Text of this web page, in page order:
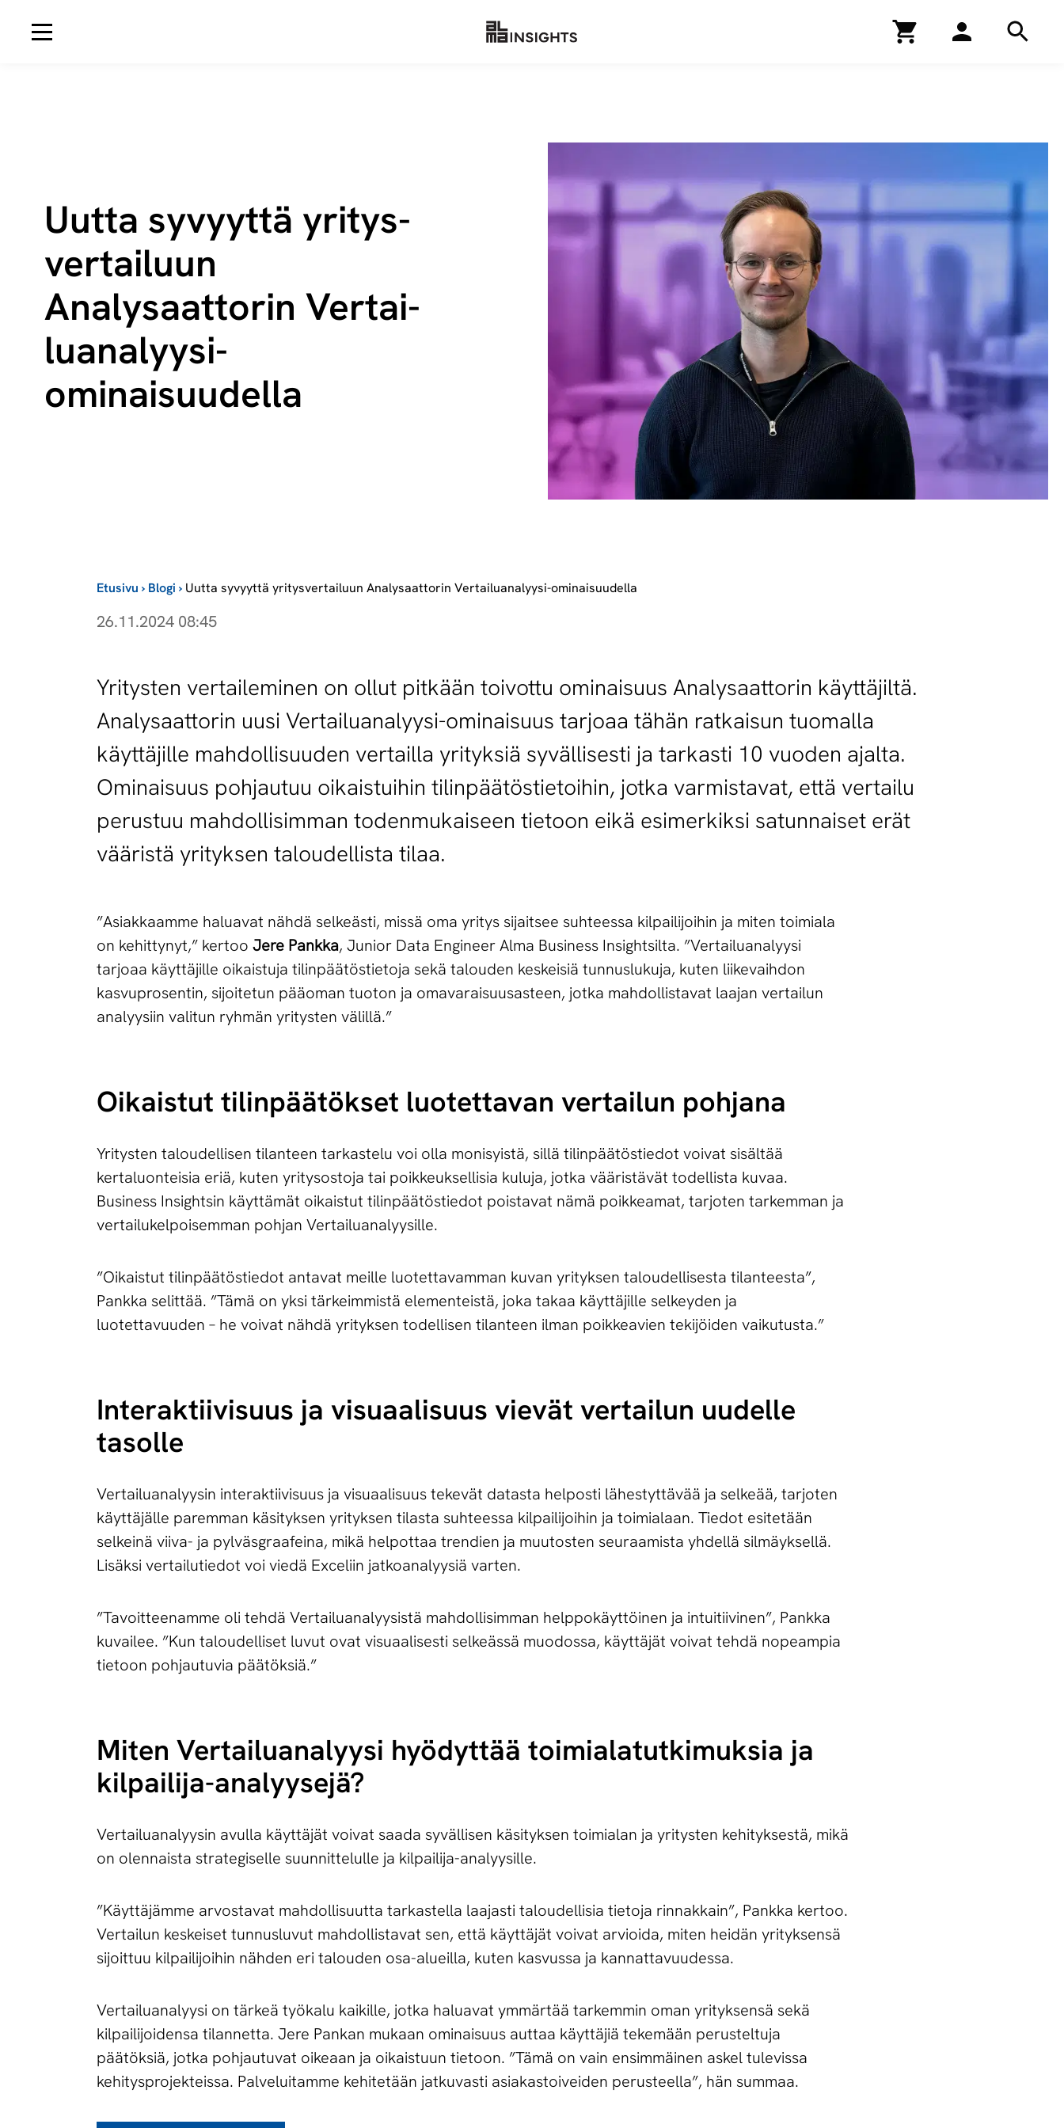
Uutta syvyyttä yri­tys­
ver­tai­luun
Analysaattorin Ver­tai­
lua­na­lyy­si-
ominaisuudella
Etusivu › Blogi › Uutta syvyyttä yritysvertailuun Analysaattorin Vertailuanalyysi-ominaisuudella
26.11.2024 08:45
Yritysten vertaileminen on ollut pitkään toivottu ominaisuus Analysaattorin käyttäjiltä.
Analysaattorin uusi Vertailuanalyysi-ominaisuus tarjoaa tähän ratkaisun tuomalla
käyttäjille mahdollisuuden vertailla yrityksiä syvällisesti ja tarkasti 10 vuoden ajalta.
Ominaisuus pohjautuu oikaistuihin tilinpäätöstietoihin, jotka varmistavat, että vertailu
perustuu mahdollisimman todenmukaiseen tietoon eikä esimerkiksi satunnaiset erät
vääristä yrityksen taloudellista tilaa.
”Asiakkaamme haluavat nähdä selkeästi, missä oma yritys sijaitsee suhteessa kilpailijoihin ja miten toimiala
on kehittynyt,” kertoo Jere Pankka, Junior Data Engineer Alma Business Insightsilta. ”Vertailuanalyysi
tarjoaa käyttäjille oikaistuja tilinpäätöstietoja sekä talouden keskeisiä tunnuslukuja, kuten liikevaihdon
kasvuprosentin, sijoitetun pääoman tuoton ja omavaraisuusasteen, jotka mahdollistavat laajan vertailun
analyysiin valitun ryhmän yritysten välillä.”
Oikaistut tilinpäätökset luotettavan vertailun pohjana
Yritysten taloudellisen tilanteen tarkastelu voi olla monisyistä, sillä tilinpäätöstiedot voivat sisältää
kertaluonteisia eriä, kuten yritysostoja tai poikkeuksellisia kuluja, jotka vääristävät todellista kuvaa.
Business Insightsin käyttämät oikaistut tilinpäätöstiedot poistavat nämä poikkeamat, tarjoten tarkemman ja
vertailukelpoisemman pohjan Vertailuanalyysille.
”Oikaistut tilinpäätöstiedot antavat meille luotettavamman kuvan yrityksen taloudellisesta tilanteesta”,
Pankka selittää. ”Tämä on yksi tärkeimmistä elementeistä, joka takaa käyttäjille selkeyden ja
luotettavuuden – he voivat nähdä yrityksen todellisen tilanteen ilman poikkeavien tekijöiden vaikutusta.”
In­te­rak­tii­vi­suus ja visuaalisuus vievät vertailun uudelle
tasolle
Vertailuanalyysin interaktiivisuus ja visuaalisuus tekevät datasta helposti lähestyttävää ja selkeää, tarjoten
käyttäjälle paremman käsityksen yrityksen tilasta suhteessa kilpailijoihin ja toimialaan. Tiedot esitetään
selkeinä viiva- ja pylväsgraafeina, mikä helpottaa trendien ja muutosten seuraamista yhdellä silmäyksellä.
Lisäksi vertailutiedot voi viedä Exceliin jatkoanalyysiä varten.
”Tavoitteenamme oli tehdä Vertailuanalyysistä mahdollisimman helppokäyttöinen ja intuitiivinen”, Pankka
kuvailee. ”Kun taloudelliset luvut ovat visuaalisesti selkeässä muodossa, käyttäjät voivat tehdä nopeampia
tietoon pohjautuvia päätöksiä.”
Miten Ver­tai­lua­na­lyy­si hyödyttää toi­mia­la­tut­ki­muk­sia ja
kilpailija-analyysejä?
Vertailuanalyysin avulla käyttäjät voivat saada syvällisen käsityksen toimialan ja yritysten kehityksestä, mikä
on olennaista strategiselle suunnittelulle ja kilpailija-analyysille.
”Käyttäjämme arvostavat mahdollisuutta tarkastella laajasti taloudellisia tietoja rinnakkain”, Pankka kertoo.
Vertailun keskeiset tunnusluvut mahdollistavat sen, että käyttäjät voivat arvioida, miten heidän yrityksensä
sijoittuu kilpailijoihin nähden eri talouden osa-alueilla, kuten kasvussa ja kannattavuudessa.
Vertailuanalyysi on tärkeä työkalu kaikille, jotka haluavat ymmärtää tarkemmin oman yrityksensä sekä
kilpailijoidensa tilannetta. Jere Pankan mukaan ominaisuus auttaa käyttäjiä tekemään perusteltuja
päätöksiä, jotka pohjautuvat oikeaan ja oikaistuun tietoon. ”Tämä on vain ensimmäinen askel tulevissa
kehitysprojekteissa. Palveluitamme kehitetään jatkuvasti asiakastoiveiden perusteella”, hän summaa.